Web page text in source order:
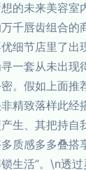
的未来美容室
千唇齿组合的
细节店里了出
一套从未出现
。假如上面推
精致落样此经
生、其把持自
质感多多叠搭
生活”。\n透